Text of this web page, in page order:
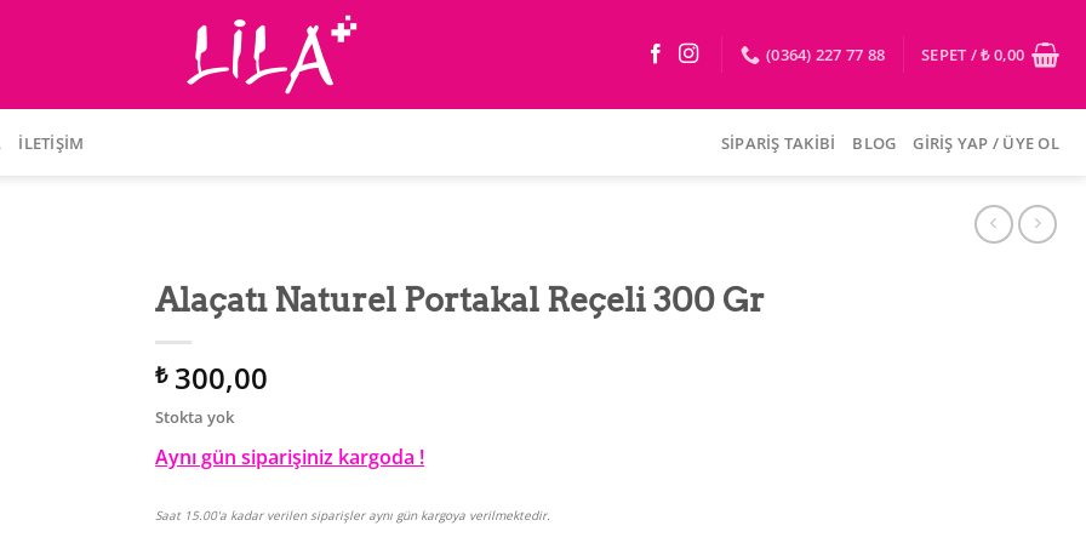
(0364) 227 77 88 SEPET /₺0,00
İLETIŞIM SIPARIŞ TAKIBI BLOG GIRIŞ YAP / ÜYE OL
Alaçatı Naturel Portakal Reçeli 300 Gr
₺300,00
Stokta yok
Aynı gün siparişiniz kargoda !
Saat 15.00'a kadar verilen siparişler aynı gün kargoya verilmektedir.